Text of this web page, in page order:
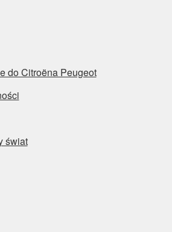
do Citroëna Peugeot
świat